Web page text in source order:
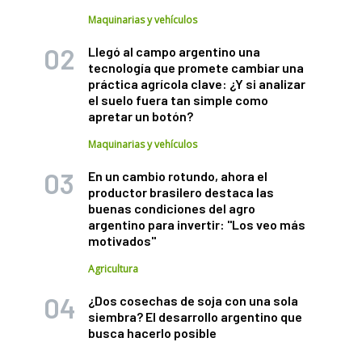
Maquinarias y vehículos
Llegó al campo argentino una
tecnología que promete cambiar una
práctica agrícola clave: ¿Y si analizar
el suelo fuera tan simple como
apretar un botón?
Maquinarias y vehículos
En un cambio rotundo, ahora el
productor brasilero destaca las
buenas condiciones del agro
argentino para invertir: "Los veo más
motivados"
Agricultura
¿Dos cosechas de soja con una sola
siembra? El desarrollo argentino que
busca hacerlo posible